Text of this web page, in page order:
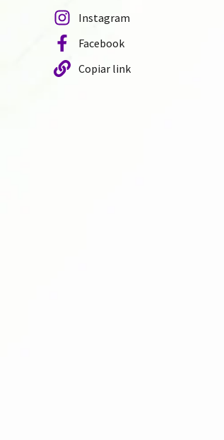
Instagram
Facebook
Copiar link